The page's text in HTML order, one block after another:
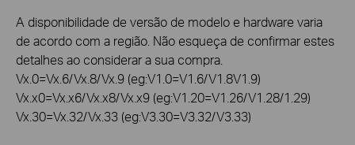
A disponibilidade de versão de modelo e hardware varia
de acordo com a região. Não esqueça de confirmar estes
detalhes ao considerar a sua compra.
Vx.0=Vx.6/Vx.8/Vx.9 (eg:V1.0=V1.6/V1.8V1.9)
Vx.x0=Vx.x6/Vx.x8/Vx.x9 (eg:V1.20=V1.26/V1.28/1.29)
Vx.30=Vx.32/Vx.33 (eg:V3.30=V3.32/V3.33)